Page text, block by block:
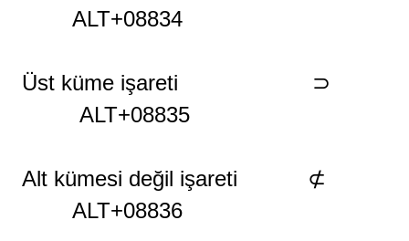
ALT+08834
Üst küme işareti ⊃
ALT+08835
Alt kümesi değil işareti
⊄
ALT+08836